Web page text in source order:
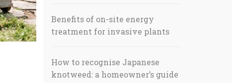
Benefits of on-site energy
treatment for invasive plants
How to recognise Japanese
knotweed: a homeowner’s guide